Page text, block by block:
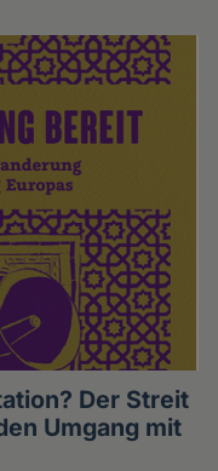
Der Streit
Umgang mit